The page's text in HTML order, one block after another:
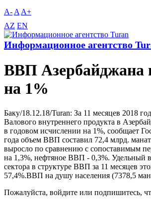
A- A A+
AZ EN
Информационное агентство
ВВП Азербайджана
на 1%
Баку/18.12.18/Turan: За 11 месяцев 2018
Bалового внутреннего продукта в
в годовом исчислении на 1%, сообщает
года объем BBП составил 72,4 млрд.
выросло по сравнению с сопоставимым
на 1,3%, нефтяное BBП - 0,3%. Удельный
сектора в структуре BBП за 11 месяцев
57,4%.BBП на душу населения (7378,5
Пожалуйста, войдите или подпишитесь,